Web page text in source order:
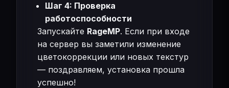
Шаг 4: Проверка
работоспособности
Запускайте RageMP. Если при входе
на сервер вы заметили изменение
цветокоррекции или новых текстур
— поздравляем, установка прошла
успешно!